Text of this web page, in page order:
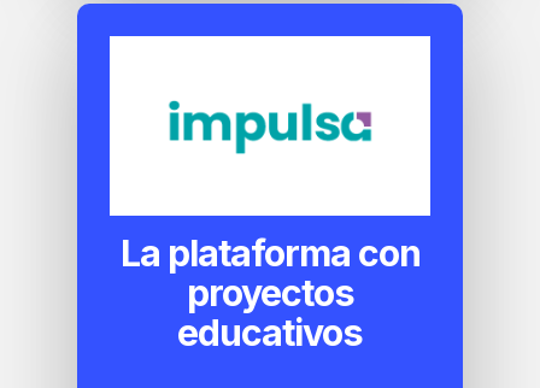
La plataforma con
proyectos
educativos